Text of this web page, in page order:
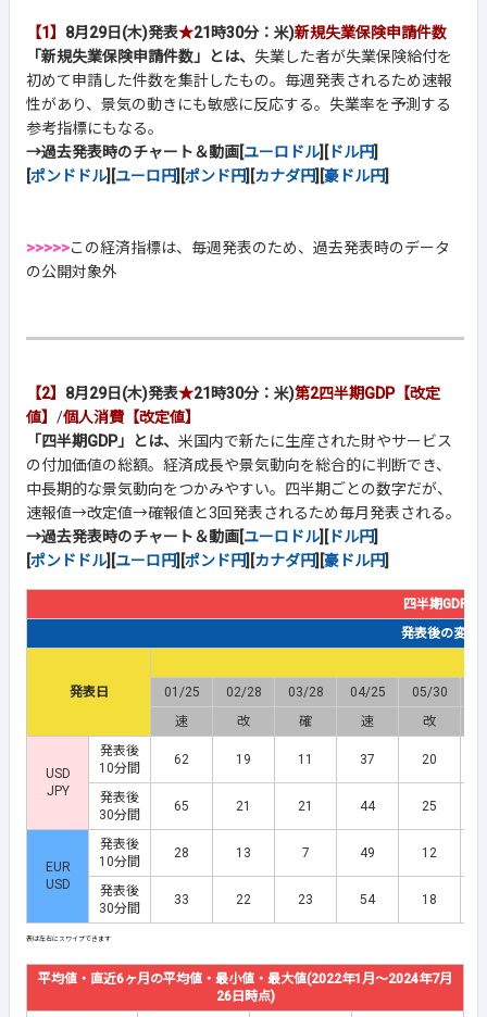
【1】 8月29日(木)発表★21時30分：米)新規失業保険申請件数
「新規失業保険申請件数」とは、 失業した者が失業保険給付を
初めて申請した件数を集計したもの。毎週発表されるため速報
性があり、景気の動きにも敏感に反応する。失業率を予測する
参考指標にもなる。
→過去発表時のチャート＆動画[ユーロドル][ ドル円]
[ポンドドル][ユーロ円][ポンド円][カナダ円][豪ドル円]
>>>>>この経済指標は、毎週発表のため、過去発表時のデータ
の公開対象外
【2】 8月29日(木)発表★21時30分：米)第2四半期GDP【改定
値】 /個人消費【改定値】
「四半期GDP」とは、 米国内で新たに生産された財やサービス
の付加価値の総額。経済成長や景気動向を総合的に判断でき、
中長期的な景気動向をつかみやすい。四半期ごとの数字だが、
速報値→改定値→確報値と3回発表されるため毎月発表される。
→過去発表時のチャート＆動画[ユーロドル][ ドル円]
[ポンドドル][ユーロ円][ポンド円][カナダ円][豪ドル円]
四半期GDP/
発表後の変動
発表日 01/25 02/28 03/28 04/25 05/30
速
改 確 速 改
USD
JPY
発表後
10分間
62 19 11 37 20
発表後
30分間
65 21 21 44 25
EUR
USD
発表後
10分間
28 13 7 49 12
発表後
30分間
33 22 23 54 18
平均値・直近6ヶ月の平均値・最小値・最大値(2022年1月～2024年7月
26日時点)